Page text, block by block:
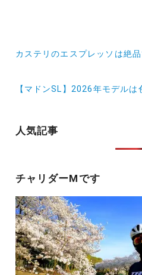
ナ
ゲ
シ
ン
カステリのエスプレッソは絶品
【マドンSL】2026年モデルは
人気記事
チャリダーMです